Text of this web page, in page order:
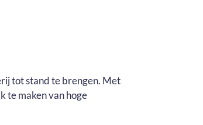
tot stand te brengen. Met
te maken van hoge